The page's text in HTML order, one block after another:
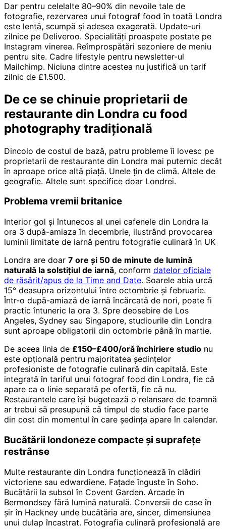
Dar pentru celelalte 80–90% din nevoile tale de
fotografie, rezervarea unui fotograf food în toată Londra
este lentă, scumpă și adesea exagerată. Update-uri
zilnice pe Deliveroo. Specialități proaspete postate pe
Instagram vinerea. Reîmprospătări sezoniere de meniu
pentru site. Cadre lifestyle pentru newsletter-ul
Mailchimp. Niciuna dintre acestea nu justifică un tarif
zilnic de £1.500.
De ce se chinuie proprietarii de
restaurante din Londra cu food
photography tradițională
Dincolo de costul de bază, patru probleme îi lovesc pe
proprietarii de restaurante din Londra mai puternic decât
în aproape orice altă piață. Unele țin de climă. Altele de
geografie. Altele sunt specifice doar Londrei.
Problema vremii britanice
Interior gol și întunecos al unei cafenele din Londra la
ora 3 după-amiaza în decembrie, ilustrând provocarea
luminii limitate de iarnă pentru fotografie culinară în UK
Londra are doar 7 ore și 50 de minute de lumină
naturală la solstițiul de iarnă, conform datelor oficiale
de răsărit/apus de la Time and Date. Soarele abia urcă
15° deasupra orizontului între octombrie și februarie.
Într-o după-amiază de iarnă încărcată de nori, poate fi
practic întuneric la ora 3. Spre deosebire de Los
Angeles, Sydney sau Singapore, studiourile din Londra
sunt aproape obligatorii din octombrie până în martie.
De aceea linia de £150–£400/oră închiriere studio nu
este opțională pentru majoritatea ședințelor
profesioniste de fotografie culinară din capitală. Este
integrată în tariful unui fotograf food din Londra, fie că
apare ca o linie separată pe ofertă, fie că nu.
Restaurantele care își bugetează o relansare de toamnă
ar trebui să presupună că timpul de studio face parte
din cost din momentul în care ședința apare în calendar.
Bucătării londoneze compacte și suprafețe
restrânse
Multe restaurante din Londra funcționează în clădiri
victoriene sau edwardiene. Fațade înguste în Soho.
Bucătării la subsol în Covent Garden. Arcade în
Bermondsey fără lumină naturală. Conversii de case în
șir în Hackney unde bucătăria are, sincer, dimensiunea
unui dulap încastrat. Fotografia culinară profesională are